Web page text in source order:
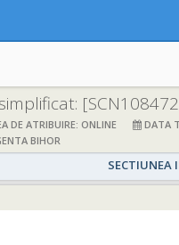
DE ATRIBUIRE: ONLINE DATA
BIHOR
SECTIUNEA